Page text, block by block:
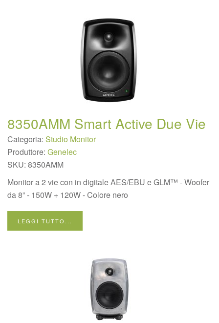
8350AMM Smart Active Due Vie
Categoria: Studio Monitor
Produttore: Genelec
SKU: 8350AMM
Monitor a 2 vie con in digitale AES/EBU e GLM™ - Woofer
da 8” - 150W + 120W - Colore nero
LEGGI TUTTO...